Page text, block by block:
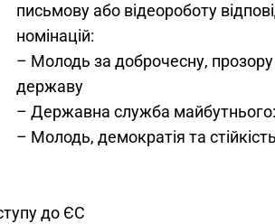
письмову або відеороботу
номінацій:
– Молодь за доброчесну, прозору
державу
– Державна служба майбутнього:
– Молодь, демократія та
до ЄС